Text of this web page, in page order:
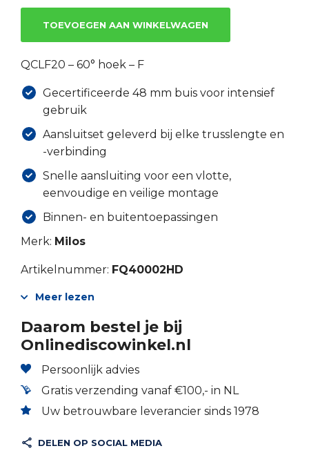
TOEVOEGEN AAN WINKELWAGEN
QCLF20 – 60° hoek – F
Gecertificeerde 48 mm buis voor intensief
gebruik
Aansluitset geleverd bij elke trusslengte en
-verbinding
Snelle aansluiting voor een vlotte,
eenvoudige en veilige montage
Binnen- en buitentoepassingen
Merk: Milos
Artikelnummer: FQ40002HD
Meer lezen
Daarom bestel je bij
Onlinediscowinkel.nl
Persoonlijk advies
Gratis verzending vanaf €100,- in NL
Uw betrouwbare leverancier sinds 1978
DELEN OP SOCIAL MEDIA